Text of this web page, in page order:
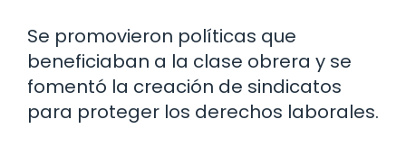
Se promovieron políticas que
beneficiaban a la clase obrera y se
fomentó la creación de sindicatos
para proteger los derechos laborales.